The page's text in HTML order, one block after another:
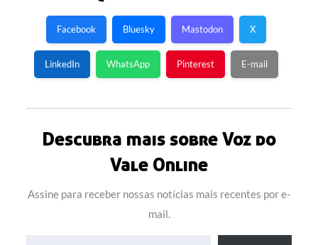
Facebook Bluesky Mastodon X
LinkedIn WhatsApp Pinterest E-mail
Descubra mais sobre Voz do
Vale Online
Assine para receber nossas notícias mais recentes por e-
mail.